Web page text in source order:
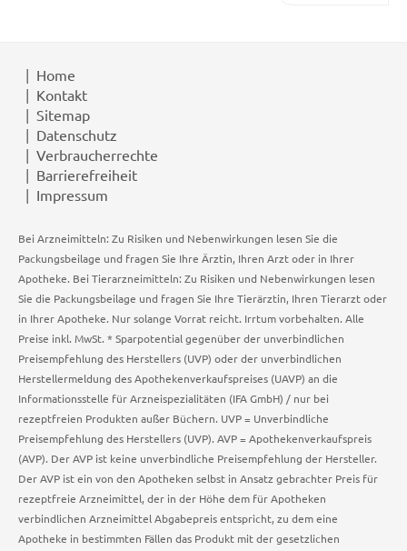
Home
Kontakt
Sitemap
Datenschutz
Verbraucherrechte
Barrierefreiheit
Impressum
Bei Arzneimitteln: Zu Risiken und Nebenwirkungen lesen Sie die
Packungsbeilage und fragen Sie Ihre Ärztin, Ihren Arzt oder in Ihrer
Apotheke. Bei Tierarzneimitteln: Zu Risiken und Nebenwirkungen lesen
Sie die Packungsbeilage und fragen Sie Ihre Tierärztin, Ihren Tierarzt oder
in Ihrer Apotheke. Nur solange Vorrat reicht. Irrtum vorbehalten. Alle
Preise inkl. MwSt. * Sparpotential gegenüber der unverbindlichen
Preisempfehlung des Herstellers (UVP) oder der unverbindlichen
Herstellermeldung des Apothekenverkaufspreises (UAVP) an die
Informationsstelle für Arzneispezialitäten (IFA GmbH) / nur bei
rezeptfreien Produkten außer Büchern. UVP = Unverbindliche
Preisempfehlung des Herstellers (UVP). AVP = Apothekenverkaufspreis
(AVP). Der AVP ist keine unverbindliche Preisempfehlung der Hersteller.
Der AVP ist ein von den Apotheken selbst in Ansatz gebrachter Preis für
rezeptfreie Arzneimittel, der in der Höhe dem für Apotheken
verbindlichen Arzneimittel Abgabepreis entspricht, zu dem eine
Apotheke in bestimmten Fällen das Produkt mit der gesetzlichen